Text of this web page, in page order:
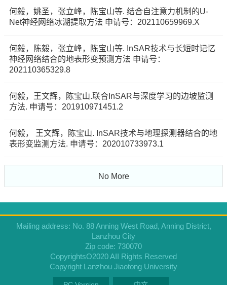
何毅，姚圣，张立峰，陈宝山等. 结合自注意力机制的U-
Net神经网络冰湖提取方法 申请号：202110659969.X
何毅，陈毅，张立峰，陈宝山等. InSAR技术与长短时记忆
神经网络结合的地表形变预测方法 申请号：
202110365329.8
何毅，王文辉，陈宝山.联合InSAR与深度学习的边坡监测
方法. 申请号：201910971451.2
何毅， 王文辉，陈宝山. InSAR技术与地理探测器结合的地
表形变监测方法. 申请号：202010733973.1
No More
Mailing address: No. 88 Anning West Road, Anning District,
Lanzhou City
Zip code: 730070
CopyrightsO2020 AII Rights Reserved
Copyright Lanzhou Jiaotong University